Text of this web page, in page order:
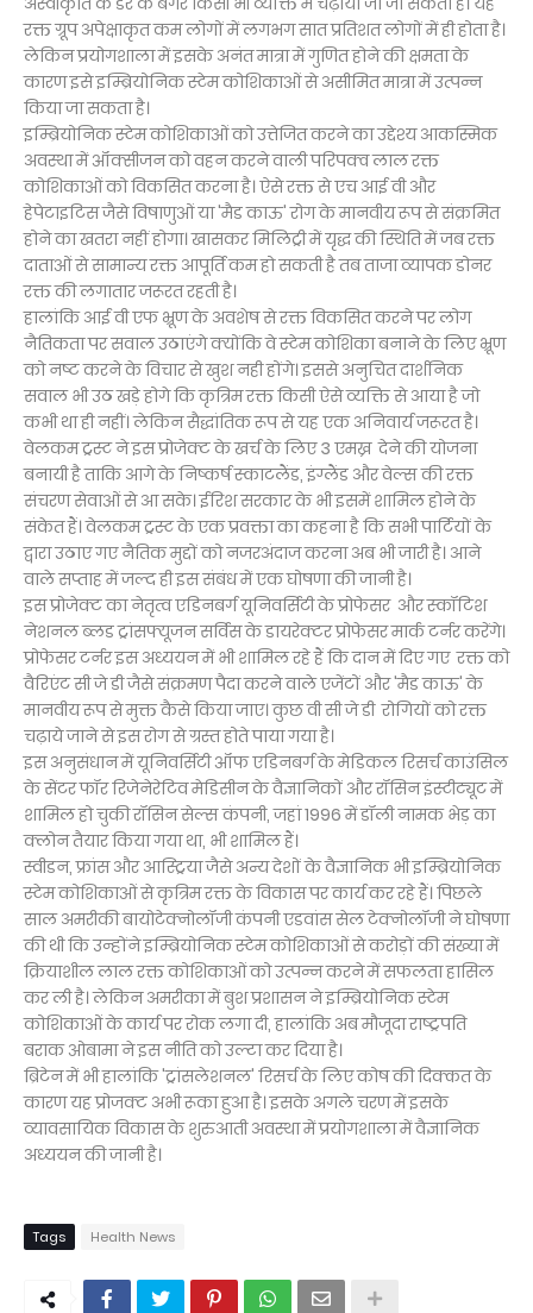
रक्त ग्रूप अपेक्षाकृत कम लोगों में लगभग सात प्रतिशत लोगों में ही होता है।
लेकिन प्रयोगशाला में इसके अनंत मात्रा में गुणित होने की क्षमता के
कारण इसे इम्ब्रियोनिक स्टेम कोशिकाओं से असीमित मात्रा में उत्पन्न
किया जा सकता है।
इम्ब्रियोनिक स्टेम कोशिकाओं को उत्तेजित करने का उद्देश्य आकस्मिक
अवस्था में ऑक्सीजन को वहन करने वाली परिपक्व लाल रक्त
कोशिकाओं को विकसित करना है। ऐसे रक्त से एच आई वी और
हेपेटाइटिस जैसे विषाणुओं या 'मैड काऊ' रोग के मानवीय रूप से संक्रमित
होने का खतरा नहीं होगा। खासकर मिलिट्री में यृद्ध की स्थिति में जब रक्त
दाताओं से सामान्य रक्त आपूर्ति कम हो सकती है तब ताजा व्यापक डोनर
रक्त की लगातार जरूरत रहती है।
हालांकि आई वी एफ भ्रूण के अवशेष से रक्त विकसित करने पर लोग
नैतिकता पर सवाल उठाएंगे क्योंकि वे स्टेम कोशिका बनाने के लिए भ्रूण
को नष्ट करने के विचार से खुश नही होंगे। इससे अनुचित दार्शनिक
सवाल भी उठ खड़े होगे कि कृत्रिम रक्त किसी ऐसे व्यक्ति से आया है जो
कभी था ही नहीं। लेकिन सैद्धांतिक रूप से यह एक अनिवार्य जरूरत है।
वेलकम ट्रस्ट ने इस प्रोजेक्ट के खर्च के लिए 3 एमख्र देने की योजना
बनायी है ताकि आगे के निष्कर्ष स्काटलैंड, इंग्लैंड और वेल्स की रक्त
संचरण सेवाओं से आ सके। ईरिश सरकार के भी इसमें शामिल होने के
संकेत हैं। वेलकम ट्रस्ट के एक प्रवक्ता का कहना है कि सभी पार्टियों के
द्वारा उठाए गए नैतिक मुद्दों को नजरअंदाज करना अब भी जारी है। आने
वाले सप्ताह में जल्द ही इस संबंध में एक घोषणा की जानी है।
इस प्रोजेक्ट का नेतृत्व एडिनबर्ग यूनिवर्सिटी के प्रोफेसर और स्कॉटिश
नेशनल ब्लड ट्रांसफ्यूजन सर्विस के डायरेक्टर प्रोफेसर मार्क टर्नर करेंगे।
प्रोफेसर टर्नर इस अध्ययन में भी शामिल रहे हैं कि दान में दिए गए रक्त को
वैरिएंट सी जे डी जैसे संक्रमण पैदा करने वाले एजेंटों और 'मैड काऊ' के
मानवीय रूप से मुक्त कैसे किया जाए। कुछ वी सी जे डी रोगियों को रक्त
चढ़ाये जाने से इस रोग से ग्रस्त होते पाया गया है।
इस अनुसंधान में यूनिवर्सिटी ऑफ एडिनबर्ग के मेडिकल रिसर्च काउंसिल
के सेंटर फॉर रिजेनेरेटिव मेडिसीन के वैज्ञानिकों और रॉसिन इंस्टीट्यूट में
शामिल हो चुकी रॉसिन सेल्स कंपनी, जहां 1996 में डॉली नामक भेड़ का
क्लोन तैयार किया गया था, भी शामिल हैं।
स्वीडन, फ्रांस और आस्ट्रिया जैसे अन्य देशों के वैज्ञानिक भी इम्ब्रियोनिक
स्टेम कोशिकाओं से कृत्रिम रक्त के विकास पर कार्य कर रहे हैं। पिछले
साल अमरीकी बायोटेक्नोलॉजी कंपनी एडवांस सेल टेक्नोलॉजी ने घोषणा
की थी कि उन्होंने इम्ब्रियोनिक स्टेम कोशिकाओं से करोड़ों की संख्या में
क्रियाशील लाल रक्त कोशिकाओं को उत्पन्न करने में सफलता हासिल
कर ली है। लेकिन अमरीका में बुश प्रशासन ने इम्ब्रियोनिक स्टेम
कोशिकाओं के कार्य पर रोक लगा दी, हालांकि अब मौजूदा राष्ट्रपति
बराक ओबामा ने इस नीति को उल्टा कर दिया है।
ब्रिटेन में भी हालांकि 'ट्रांसलेशनल' रिसर्च के लिए कोष की दिक्कत के
कारण यह प्रोजक्ट अभी रूका हुआ है। इसके अगले चरण में इसके
व्यावसायिक विकास के शुरुआती अवस्था में प्रयोगशाला में वैज्ञानिक
अध्ययन की जानी है।
Tags Health News